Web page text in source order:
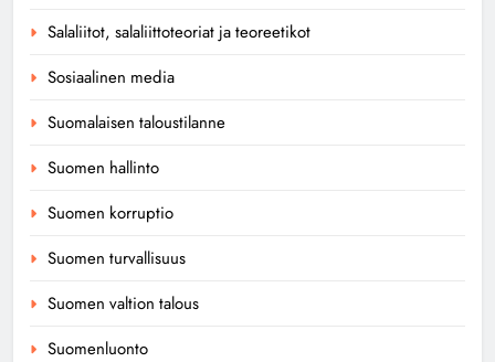
Salaliitot, salaliittoteoriat ja teoreetikot
Sosiaalinen media
Suomalaisen taloustilanne
Suomen hallinto
Suomen korruptio
Suomen turvallisuus
Suomen valtion talous
Suomenluonto